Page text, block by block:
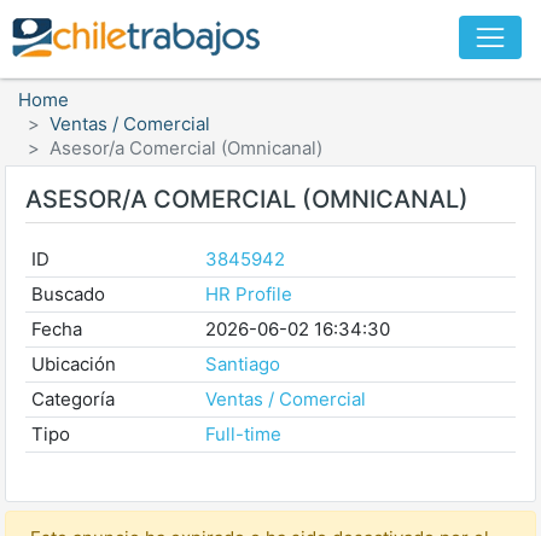
Home
Ventas / Comercial
Asesor/a Comercial (Omnicanal)
ASESOR/A COMERCIAL (OMNICANAL)
ID
3845942
Buscado
HR Profile
Fecha
2026-06-02 16:34:30
Ubicación
Santiago
Categoría
Ventas / Comercial
Tipo
Full-time